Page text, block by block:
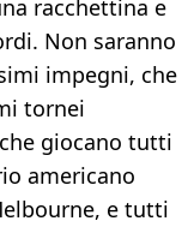
racchettina e
Non saranno
impegni, che
tornei
giocano tutti
americano
e tutti